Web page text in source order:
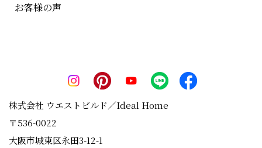
お客様の声
株式会社 ウエストビルド／Ideal Home
〒536-0022
大阪市城東区永田3-12-1